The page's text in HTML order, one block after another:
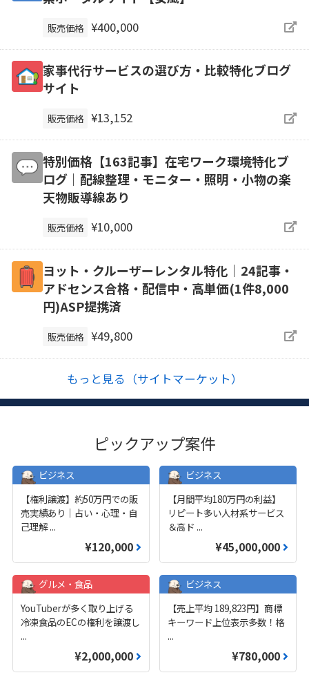
販売価格 ¥400,000
家事代行サービスの選び方・比較特化ブログ
サイト
販売価格 ¥13,152
特別価格【163記事】在宅ワーク環境特化ブ
ログ｜配線整理・モニター・照明・小物の楽
天物販導線あり
販売価格 ¥10,000
ヨット・クルーザーレンタル特化｜24記事・
アドセンス合格・配信中・高単価(1件8,000
円)ASP提携済
販売価格 ¥49,800
もっと見る（サイトマーケット）
ピックアップ案件
ビジネス
【権利譲渡】約50万円での販
売実績あり｜占い・心理・自
己理解...
¥120,000
ビジネス
【月間平均180万円の利益】
リピート多い人材系サービス
＆高ド ...
¥45,000,000
グルメ・食品
YouTuberが多く取り上げる
冷凍食品のECの権利を譲渡し
...
¥2,000,000
ビジネス
【売上平均 189,823円】商標
キーワード上位表示多数！格
...
¥780,000